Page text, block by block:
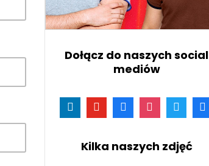
Dołącz do naszych social
mediów
Kilka naszych zdjęć